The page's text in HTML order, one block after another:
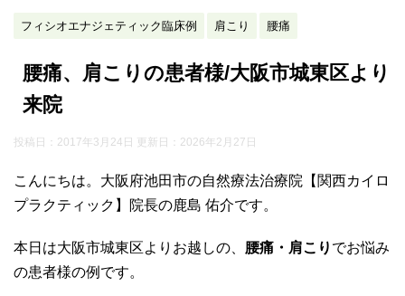
フィシオエナジェティック臨床例 肩こり 腰痛
腰痛、肩こりの患者様/大阪市城東区より
来院
投稿日：2017年3月24日 更新日： 2026年2月27日
こんにちは。大阪府池田市の自然療法治療院【関西カイロ
プラクティック】院長の鹿島 佑介です。
本日は大阪市城東区よりお越しの、 腰痛・肩こり でお悩み
の患者様の例です。